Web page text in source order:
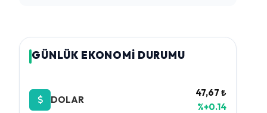
GÜNLÜK EKONOMİ DURUMU
DOLAR
47,67 ₺
%+0.14